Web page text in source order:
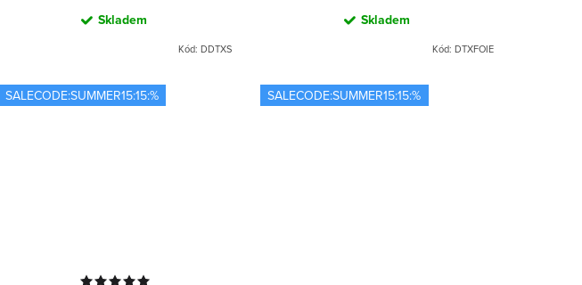
Skladem
Kód: DDTXS
Skladem
Kód: DTXFOIE
SALECODE:SUMMER15:15:% SALECODE:SUMMER15:15:%